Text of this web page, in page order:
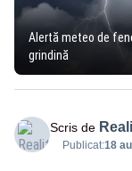
Alertă meteo de
grindină
Scris de
Publicat:18